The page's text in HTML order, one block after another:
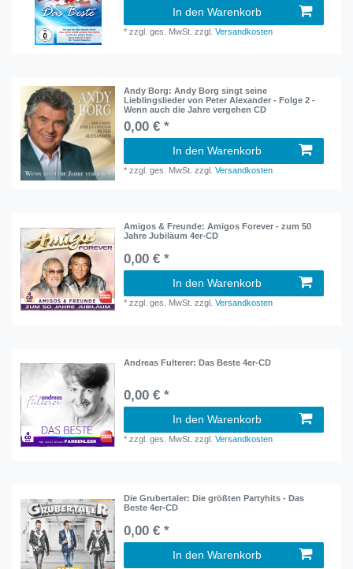
In den Warenkorb
*zzgl. ges. MwSt. zzgl.Versandkosten
Andy Borg: Andy Borg singt seine
Lieblingslieder von Peter Alexander - Folge 2 -
Wenn auch die Jahre vergehen CD
0,00 € *
In den Warenkorb
*zzgl. ges. MwSt. zzgl.Versandkosten
Amigos & Freunde: Amigos Forever - zum 50
Jahre Jubiläum 4er-CD
0,00 € *
In den Warenkorb
*zzgl. ges. MwSt. zzgl.Versandkosten
Andreas Fulterer: Das Beste 4er-CD
0,00 € *
In den Warenkorb
*zzgl. ges. MwSt. zzgl.Versandkosten
Die Grubertaler: Die größten Partyhits - Das
Beste 4er-CD
0,00 € *
In den Warenkorb